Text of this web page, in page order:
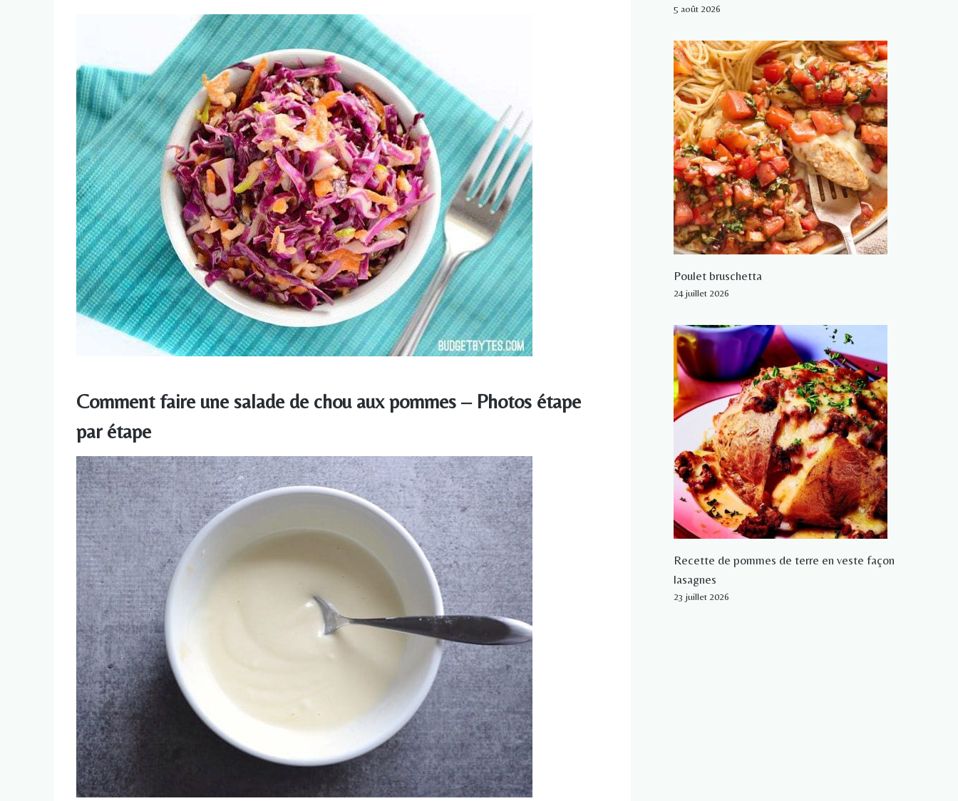
Comment faire une salade de chou aux pommes – Photos étape
par étape
5 août 2026
Poulet bruschetta
24 juillet 2026
Recette de pommes de terre en veste façon
lasagnes
23 juillet 2026